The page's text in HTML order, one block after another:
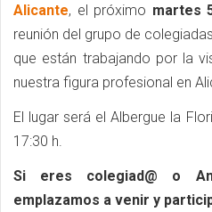
Alicante, el próximo martes
reunión del grupo de
que están trabajando por la
nuestra figura profesional en
El lugar será el Albergue la
17:30 h.
Si eres colegiad@ o
emplazamos a venir y